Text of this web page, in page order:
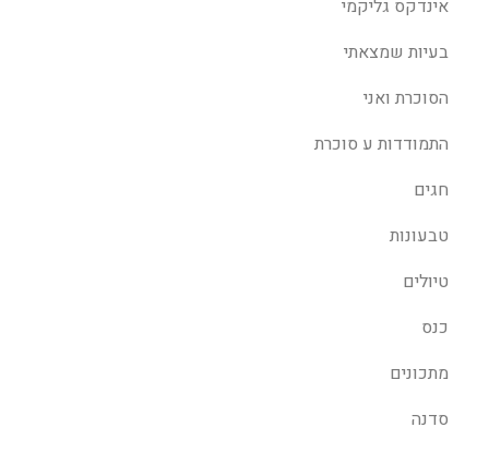
אינדקס גליקמי
בעיות שמצאתי
הסוכרת ואני
התמודדות ע סוכרת
חגים
טבעונות
טיולים
כנס
מתכונים
סדנה